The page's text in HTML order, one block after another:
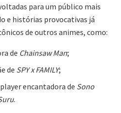
para um público mais
e histórias provocativas já
de outros animes, como:
de Chainsaw Man;
de SPY x FAMILY;
encantadora de Sono
.